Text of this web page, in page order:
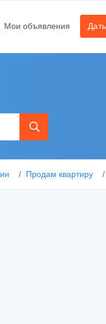
Мои объявления
Продам квартиру